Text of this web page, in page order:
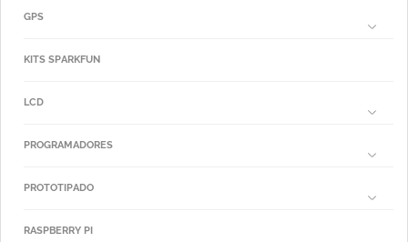
GPS
KITS SPARKFUN
LCD
PROGRAMADORES
PROTOTIPADO
RASPBERRY PI